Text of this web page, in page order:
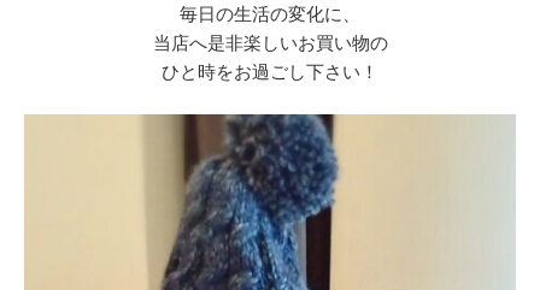
毎日の生活の変化に、
当店へ是非楽しいお買い物の
ひと時をお過ごし下さい！